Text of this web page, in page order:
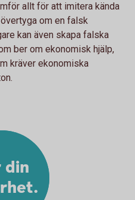
allt för att imitera kända
om en falsk
kan även skapa falska
ber om ekonomisk hjälp,
kräver ekonomiska
din